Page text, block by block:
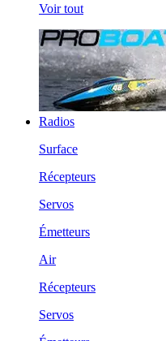
Voir tout
Radios
Surface
Récepteurs
Servos
Émetteurs
Air
Récepteurs
Servos